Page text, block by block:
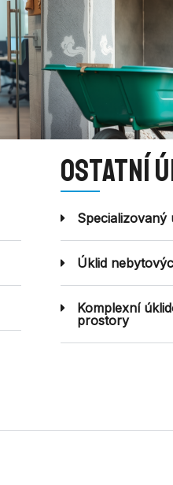
Ostatní
Úklid
Komplexní
prostory